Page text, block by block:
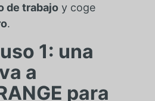
de trabajoy coge
.
1: una
a
para